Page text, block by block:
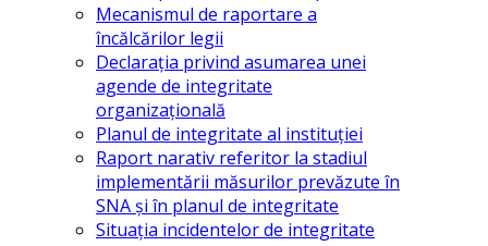
Mecanismul de raportare a
încălcărilor legii
Declarația privind asumarea unei
agende de integritate
organizațională
Planul de integritate al instituției
Raport narativ referitor la stadiul
implementării măsurilor prevăzute în
SNA și în planul de integritate
Situația incidentelor de integritate